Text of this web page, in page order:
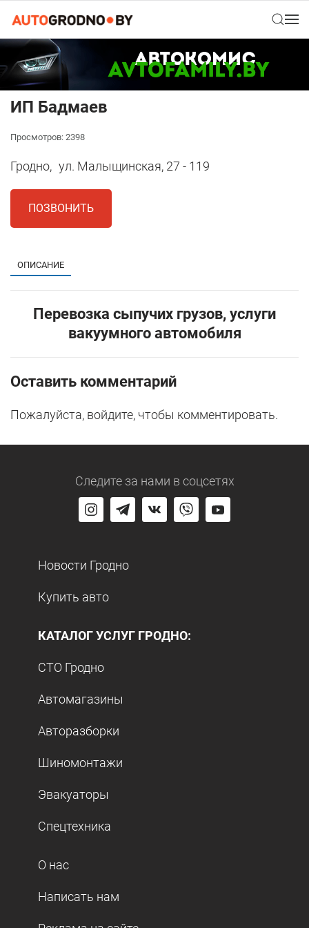
ИП Бадмаев
Просмотров: 2398
Гродно, ул. Малыщинская, 27 - 119
ПОЗВОНИТЬ
ОПИСАНИЕ
Перевозка сыпучих грузов, услуги
вакуумного автомобиля
Оставить комментарий
Пожалуйста, войдите, чтобы комментировать.
Следите за нами в соцсетях
Новости Гродно
Купить авто
КАТАЛОГ УСЛУГ ГРОДНО:
СТО Гродно
Автомагазины
Авторазборки
Шиномонтажи
Эвакуаторы
Спецтехника
О нас
Написать нам